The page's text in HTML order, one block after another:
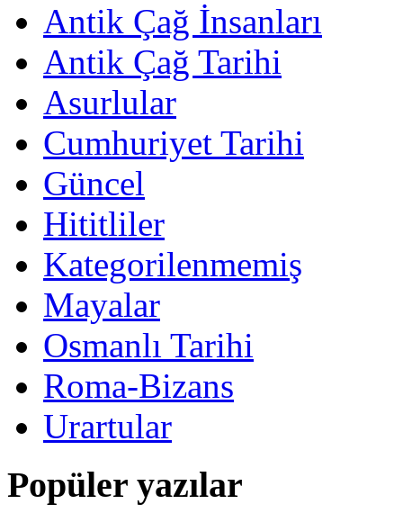
Antik Çağ İnsanları
Antik Çağ Tarihi
Asurlular
Cumhuriyet Tarihi
Güncel
Hititliler
Kategorilenmemiş
Mayalar
Osmanlı Tarihi
Roma-Bizans
Urartular
Popüler yazılar